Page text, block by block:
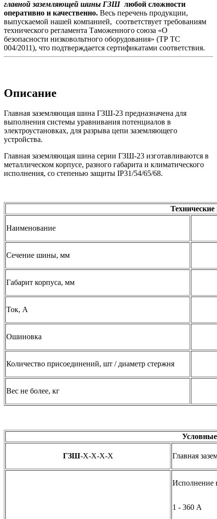
главной заземляющей шины ГЗШ любой сложности
оперативно и качественно. Весь перечень продукции,
выпускаемой нашей компанией, соответствует требованиям
технического регламента Таможенного союза «О
безопасности низковольтного оборудования» (ТР ТС
004/2011), что подтверждается сертификатами соответствия.
Описание
Главная заземляющая шина ГЗШ-23 предназначена для
выполнения системы уравнивания потенциалов в
электроустановках, для разрыва цепи заземляющего
устройства.
Главная заземляющая шина серии ГЗШ-23 изготавливаются в
металлическом корпусе, разного габарита и климатического
исполнения, со степенью защиты IP31/54/65/68.
Наименование
Сечение шины, мм
Габарит корпуса, мм
Ток, А
Ошиновка
Количество присоединений, шт / диаметр стержня
Вес не более, кг
Условные
ГЗШ-X-X-X-Х Главная
Исполнение
1 - 360 А